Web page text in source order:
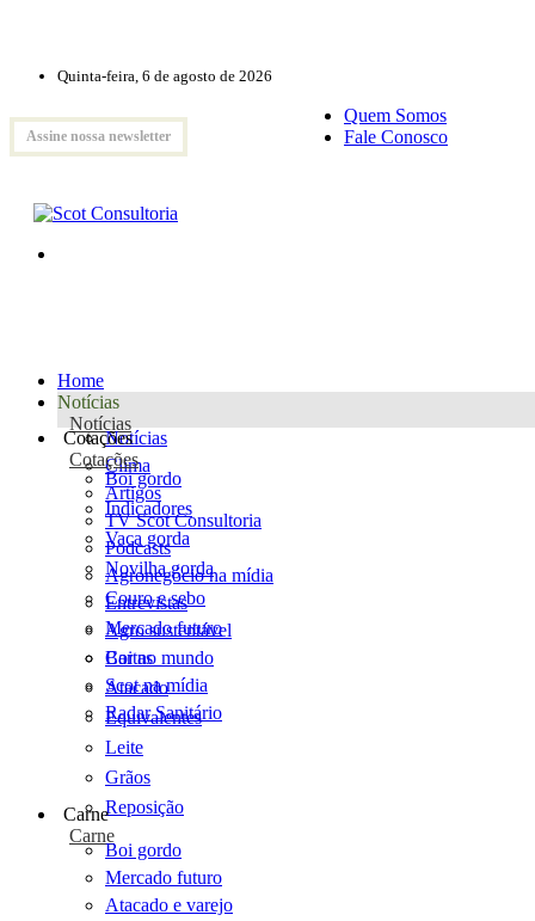
Quinta-feira, 6 de agosto de 2026
Assine nossa newsletter
Quem Somos
Fale Conosco
Home
Notícias
Notícias
Notícias
Clima
Artigos
TV Scot Consultoria
Podcasts
Agronegócio na mídia
Entrevistas
Agro sustentável
Cartas
Scot na mídia
Radar Sanitário
Cotações
Cotações
Boi gordo
Indicadores
Vaca gorda
Novilha gorda
Couro e sebo
Mercado futuro
Boi no mundo
Atacado
Equivalentes
Leite
Grãos
Reposição
Carne
Carne
Boi gordo
Mercado futuro
Atacado e varejo